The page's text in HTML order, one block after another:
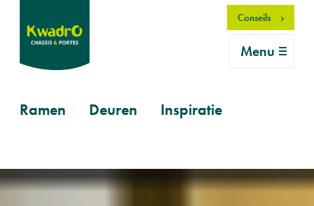
contenu
principal
Conseils
Menu
Primary
mobile
Ramen Deuren Inspiratie